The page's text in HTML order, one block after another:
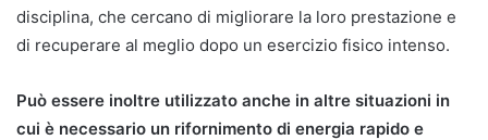
disciplina, che cercano di migliorare la loro prestazione e
di recuperare al meglio dopo un esercizio fisico intenso.
Può essere inoltre utilizzato anche in altre situazioni in
cui è necessario un rifornimento di energia rapido e